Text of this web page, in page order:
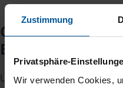
Zustimmung
Privatsphäre-
Wir verwenden Cookies,
Checkliste für
Um Ihre Steuererklärung